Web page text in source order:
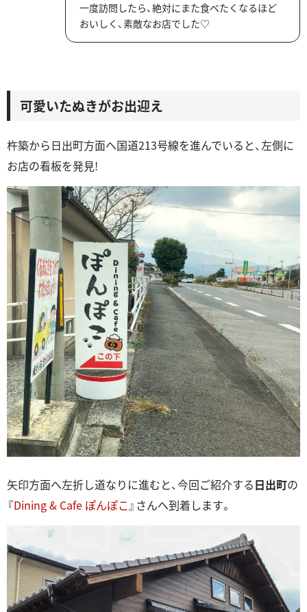
一度訪問したら、絶対にまた食べたくなるほど
おいしく、素敵なお店でした♡
可愛いたぬきがお出迎え
杵築から日出町方面へ国道213号線を進んでいると、左側に
お店の看板を発見!
矢印方面へ左折し道なりに進むと、今回ご紹介する日出町の
『Dining & Cafe ぽんぽこ』さんへ到着します。